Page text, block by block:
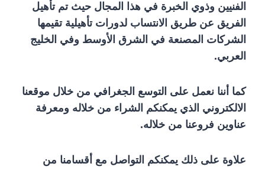
الفنيين وذوي الخبرة في هذا المجال حيث تم تأهيل
الفريق عن طريق الانتساب لدورات تأهيلية تقيمها
الشركات المصنعة في الشرق الأوسط وفي الخليج
العربي.
كما أننا نعمل على التوسع الجغرافي من خلال موقعنا
الالكتروني الذي يمكنكم الشراء من خلاله ومعرفة
عناوين فروعنا من خلاله.
علاوة على ذلك يمكنكم التواصل مع أقسامنا من